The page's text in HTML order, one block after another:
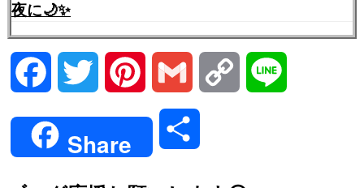
夜に🌙✨
Facebook Twitter Pinterest Gmail Copy
Share